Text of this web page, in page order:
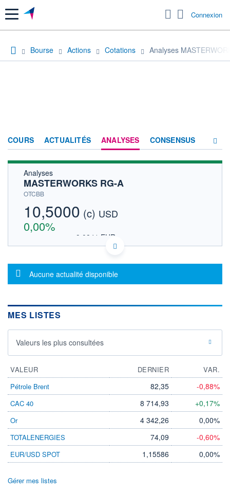
Menu Connexion
Bourse Actions Cotations Analyses
COURS ACTUALITÉS ANALYSES CONSENSUS
ACTIONNAIRES
Analyses
MASTERWORKS RG-A
OTCBB
10,5000 (c) USD
0,00%
9,0841 EUR
DONNÉES TEMPS DIFFÉRÉ
Politique d'exécution
Cotation sur les autres places
0,0000
0,0000 0,0000
VOLUME
0 0,00%
VALORISATION
LIMITE À LA
BAISSE
0,0000
LIMITE À LA
0,0000
- -
DERNIER
ÉCHANGE
13.07.26 / 16:30:35
ÉLIGIBILITÉ
Non éligible
Message d'information
Aucune actualité disponible
MES LISTES
Valeurs les plus consultées
VALEUR DERNIER
VAR.
Pétrole Brent
82,35 -0,88%
CAC 40 8 714,93 +0,17%
Or 4 342,26 0,00%
TOTALENERGIES 74,09 -0,60%
EUR/USD SPOT 1,15586 0,00%
Gérer mes listes